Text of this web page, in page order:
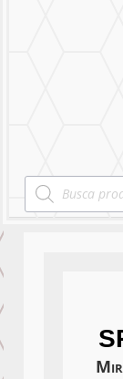
Products
search